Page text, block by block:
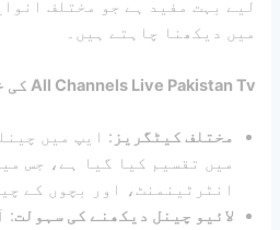
لیے بہت مفید ہے جو مختلف
میں دیکھنا چاہتے ہیں۔
All Channels Live Pakistan Tv کی خصوصیات:
مختلف کیٹگریز : ایپ میں
میں تقسیم کیا گیا ہے، جس
انٹرٹینمنٹ، اور بچوں کے
لائیو چینل دیکھنے کی سہولت: